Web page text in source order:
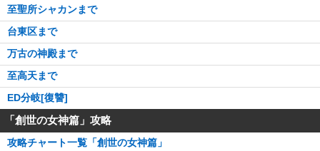
至聖所シャカンまで
台東区まで
万古の神殿まで
至高天まで
ED分岐[復讐]
「創世の女神篇」攻略
攻略チャート一覧「創世の女神篇」